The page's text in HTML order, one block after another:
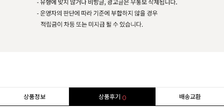
상품정보 상품후기 0 배송교환